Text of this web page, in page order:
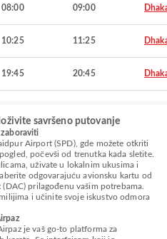
08:00 09:00
10:25 11:25
19:45 20:45
savršeno putovanje
Airport (SPD), gde možete otkriti
počevši od trenutka kada sletite.
uživate u lokalnim ukusima i
odgovarajuću avionsku kartu od
prilagođenu vašim potrebama.
i učinite svoje iskustvo odmora
je vaš go-to platforma za